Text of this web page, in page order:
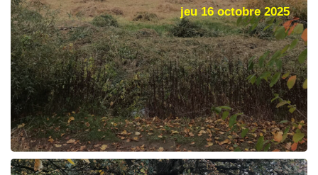
jeu 16 octobre 2025